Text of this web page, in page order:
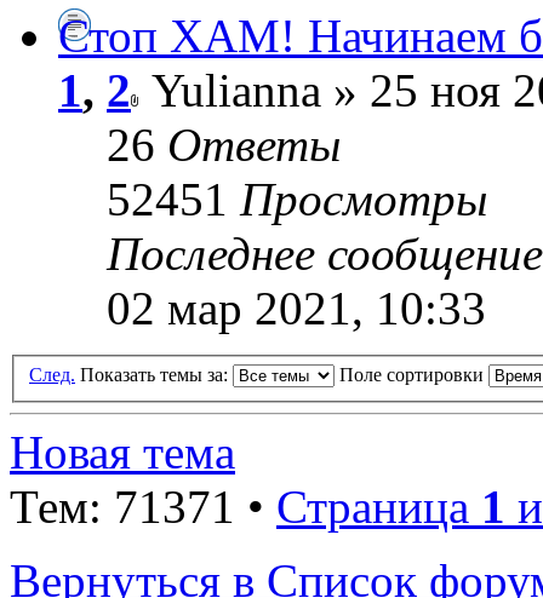
Стоп ХАМ! Начинаем
1, 2 Yulianna » 25 ноя
26 Ответы
52451 Просмотры
Последнее
02 мар 2021, 10:33
След. Показать темы за: Поле сортировки
Новая тема
Тем: 71371 • Страница 1
Вернуться в Список